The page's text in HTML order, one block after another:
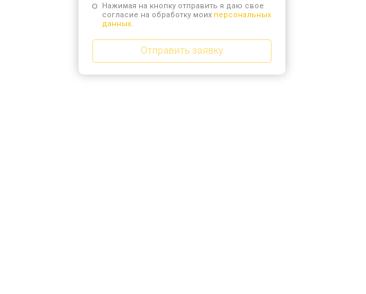
Нажимая на кнопку отправить я даю свое
согласие на обработку моих персональных
данных.
Отправить заявку